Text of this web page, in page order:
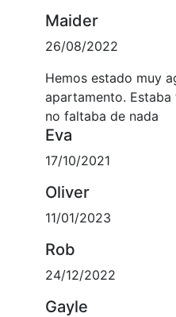
Maider
26/08/2022
Hemos estado muy
apartamento.
no faltaba de nada
Eva
17/10/2021
Oliver
11/01/2023
Rob
24/12/2022
Gayle